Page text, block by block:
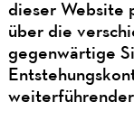
dieser Website
über die
gegenwärtige